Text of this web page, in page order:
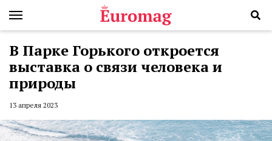
В Парке Горького откроется
выставка о связи человека и
природы
13 апреля 2023